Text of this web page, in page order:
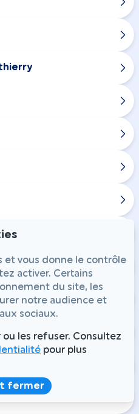
et vous donne le contrôle
activer. Certains
du site, les
notre audience et
sociaux.
les refuser. Consultez
pour plus
fermer